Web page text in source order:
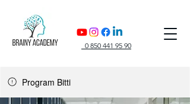
0 850 441 95 90
Program Bitti